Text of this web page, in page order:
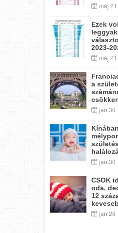
máj 21
Ezek
2023-
máj 21
a
jan 30
jan 30
CSOK
oda,
12
jan 29